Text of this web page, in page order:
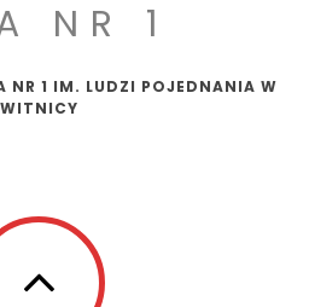
NR 1
NR 1 IM. LUDZI POJEDNANIA W
WITNICY